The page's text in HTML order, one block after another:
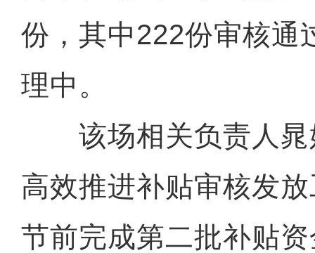
份，其中222份审核通
理中。
该场相关负责人晁
高效推进补贴审核发
节前完成第二批补贴